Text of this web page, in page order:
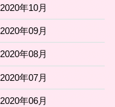
2020年10月
2020年09月
2020年08月
2020年07月
2020年06月